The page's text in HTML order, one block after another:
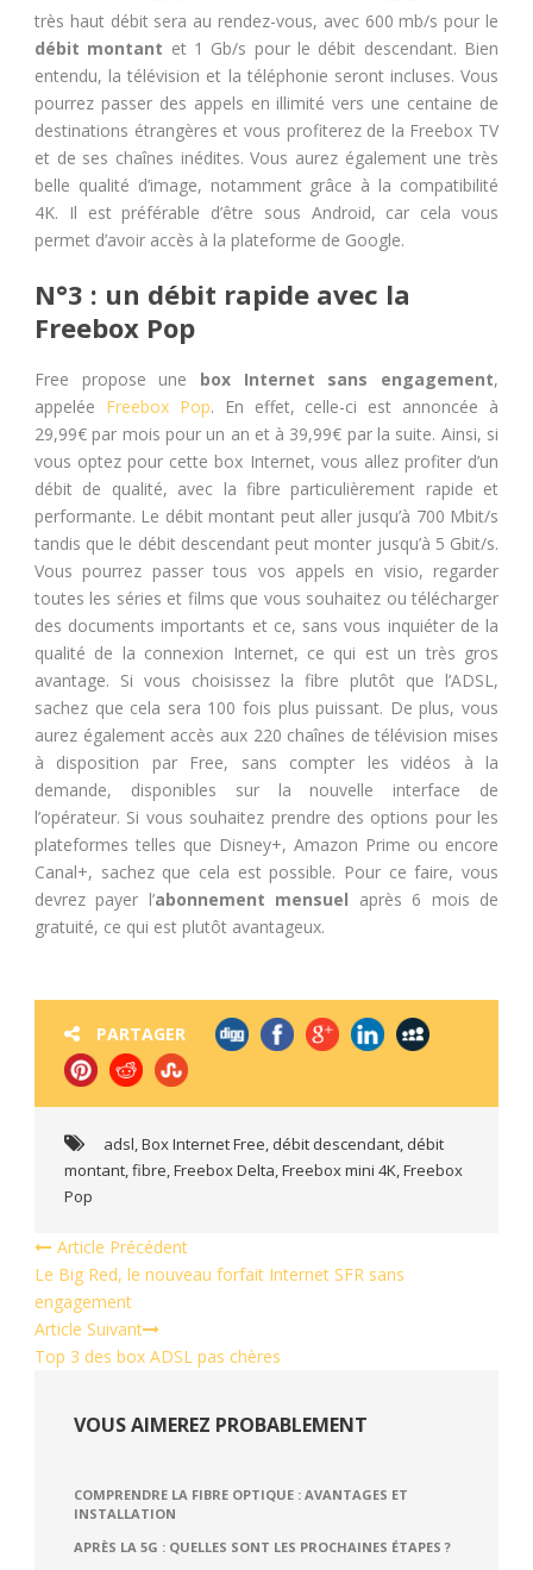
très haut débit sera au rendez-vous, avec 600 mb/s pour le
débit montant et 1 Gb/s pour le débit descendant. Bien
entendu, la télévision et la téléphonie seront incluses. Vous
pourrez passer des appels en illimité vers une centaine de
destinations étrangères et vous profiterez de la Freebox TV
et de ses chaînes inédites. Vous aurez également une très
belle qualité d’image, notamment grâce à la compatibilité
4K. Il est préférable d’être sous Android, car cela vous
permet d’avoir accès à la plateforme de Google.
N°3 : un débit rapide avec la
Freebox Pop
Free propose une box Internet sans engagement,
appelée Freebox Pop. En effet, celle-ci est annoncée à
29,99€ par mois pour un an et à 39,99€ par la suite. Ainsi, si
vous optez pour cette box Internet, vous allez profiter d’un
débit de qualité, avec la fibre particulièrement rapide et
performante. Le débit montant peut aller jusqu’à 700 Mbit/s
tandis que le débit descendant peut monter jusqu’à 5 Gbit/s.
Vous pourrez passer tous vos appels en visio, regarder
toutes les séries et films que vous souhaitez ou télécharger
des documents importants et ce, sans vous inquiéter de la
qualité de la connexion Internet, ce qui est un très gros
avantage. Si vous choisissez la fibre plutôt que l’ADSL,
sachez que cela sera 100 fois plus puissant. De plus, vous
aurez également accès aux 220 chaînes de télévision mises
à disposition par Free, sans compter les vidéos à la
demande, disponibles sur la nouvelle interface de
l’opérateur. Si vous souhaitez prendre des options pour les
plateformes telles que Disney+, Amazon Prime ou encore
Canal+, sachez que cela est possible. Pour ce faire, vous
devrez payer l’abonnement mensuel après 6 mois de
gratuité, ce qui est plutôt avantageux.
PARTAGER
adsl,Box Internet Free, débit descendant, débit
montant,fibre,Freebox Delta,Freebox mini 4K,Freebox
Pop
Article Précédent
Le Big Red, le nouveau forfait Internet SFR sans
engagement
Article Suivant
Top 3 des box ADSL pas chères
VOUS AIMEREZ PROBABLEMENT
COMPRENDRE LA FIBRE OPTIQUE : AVANTAGES ET
INSTALLATION
APRÈS LA 5G : QUELLES SONT LES PROCHAINES ÉTAPES ?